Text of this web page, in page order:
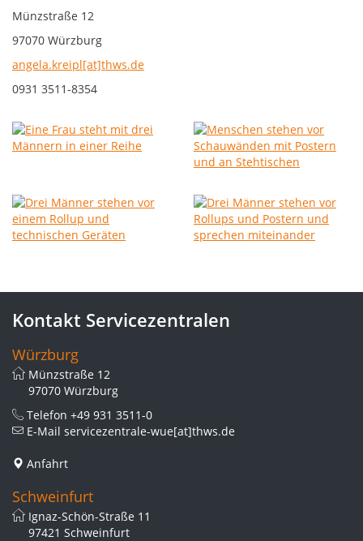
Münzstraße 12
97070 Würzburg
angela.kreipl[at]thws.de
0931 3511-8354
Kontakt Servicezentralen
Würzburg
Münzstraße 12
97070 Würzburg
Telefon +49 931 3511-0
E-Mail servicezentrale-wue[at]thws.de
Anfahrt
Schweinfurt
Ignaz-Schön-Straße 11
97421 Schweinfurt